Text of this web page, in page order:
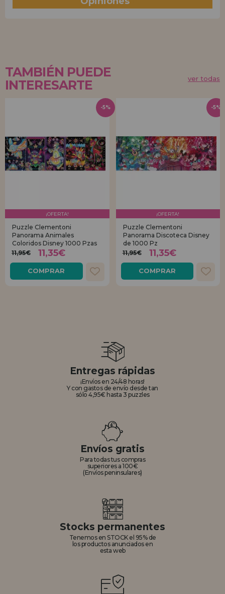
TAMBIÉN PUEDE
INTERESARTE
ver todas
¡OFERTA!
Puzzle Clementoni
Panorama Animales
Coloridos Disney 1000 Pzas
11,95€
11,35€
COMPRAR
-5%
¡OFERTA!
Puzzle Clementoni
Panorama Discoteca Disney
de 1000 Pz
11,95€
11,35€
COMPRAR
-5%
Entregas rápidas
¡Envíos en 24/48 horas!
Y con gastos de envío desde tan
sólo 4,95€ hasta 3 puzzles
Envíos gratis
Para todas tus compras
superiores a 100€
(Envíos peninsulares)
Stocks permanentes
Tenemos en STOCK el 95% de
los productos anunciados en
esta web